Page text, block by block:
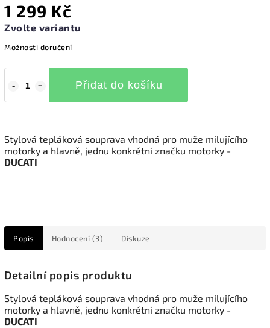
1 299 Kč
Zvolte variantu
Možnosti doručení
Přidat do košíku
Stylová tepláková souprava vhodná pro muže milujícího
motorky a hlavně, jednu konkrétní značku motorky -
DUCATI
Popis Hodnocení (3) Diskuze
Detailní popis produktu
Stylová tepláková souprava vhodná pro muže milujícího
motorky a hlavně, jednu konkrétní značku motorky -
DUCATI